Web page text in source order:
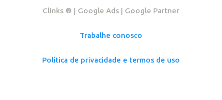
Clinks ®️ | Google Ads | Google Partner
Trabalhe conosco
Política de privacidade e termos de uso